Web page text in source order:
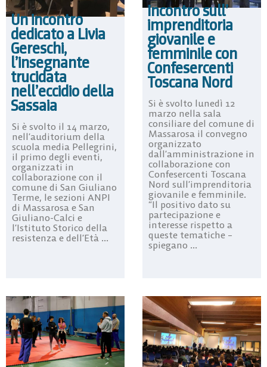
Un incontro
dedicato a Livia
Gereschi,
l’insegnante
trucidata
nell’eccidio della
Sassaia
Si è svolto il 14 marzo,
nell’auditorium della
scuola media Pellegrini,
il primo degli eventi,
organizzati in
collaborazione con il
comune di San Giuliano
Terme, le sezioni ANPI
di Massarosa e San
Giuliano-Calci e
l’Istituto Storico della
resistenza e dell’Età ...
Incontro sull’
imprenditoria
giovanile e
femminile con
Confesercenti
Toscana Nord
Si è svolto lunedì 12
marzo nella sala
consiliare del comune di
Massarosa il convegno
organizzato
dall’amministrazione in
collaborazione con
Confesercenti Toscana
Nord sull’imprenditoria
giovanile e femminile.
“Il positivo dato su
partecipazione e
interesse rispetto a
queste tematiche –
spiegano ...